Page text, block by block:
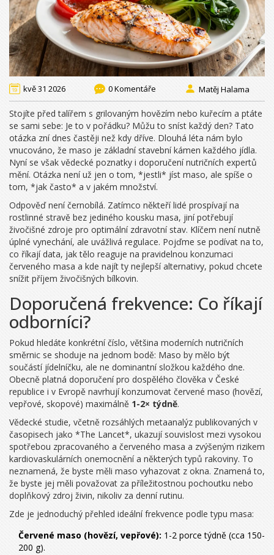
kvě 31 2026 0 Komentáře Matěj Halama
Stojíte před talířem s grilovaným hovězím nebo kuřecím a ptáte
se sami sebe: Je to v pořádku? Můžu to sníst každý den? Tato
otázka zní dnes častěji než kdy dříve. Dlouhá léta nám bylo
vnucováno, že maso je základní stavební kámen každého jídla.
Nyní se však vědecké poznatky i doporučení nutričních expertů
mění. Otázka není už jen o tom, *jestli* jíst maso, ale spíše o
tom, *jak často* a v jakém množství.
Odpověď není černobílá. Zatímco někteří lidé prospívají na
rostlinné stravě bez jediného kousku masa, jiní potřebují
živočišné zdroje pro optimální zdravotní stav. Klíčem není nutně
úplné vynechání, ale uvážlivá regulace. Pojďme se podívat na to,
co říkají data, jak tělo reaguje na pravidelnou konzumaci
červeného masa a kde najít ty nejlepší alternativy, pokud chcete
snížit příjem živočišných bílkovin.
Doporučená frekvence: Co říkají
odborníci?
Pokud hledáte konkrétní číslo, většina moderních nutričních
směrnic se shoduje na jednom bodě: Maso by mělo být
součástí jídelníčku, ale ne dominantní složkou každého dne.
Obecně platná doporučení pro dospělého člověka v České
republice i v Evropě navrhují konzumovat červené maso (hovězí,
vepřové, skopové) maximálně 1-2× týdně.
Vědecké studie, včetně rozsáhlých metaanalýz publikovaných v
časopisech jako *The Lancet*, ukazují souvislost mezi vysokou
spotřebou zpracovaného a červeného masa a zvýšeným rizikem
kardiovaskulárních onemocnění a některých typů rakoviny. To
neznamená, že byste měli maso vyhazovat z okna. Znamená to,
že byste jej měli považovat za příležitostnou pochoutku nebo
doplňkový zdroj živin, nikoliv za denní rutinu.
Zde je jednoduchý přehled ideální frekvence podle typu masa:
Červené maso (hovězí, vepřové): 1-2 porce týdně (cca 150-
200 g).